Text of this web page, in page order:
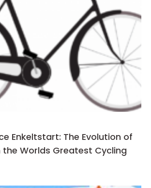
Enkeltstart: The Evolution of
the Worlds Greatest Cycling